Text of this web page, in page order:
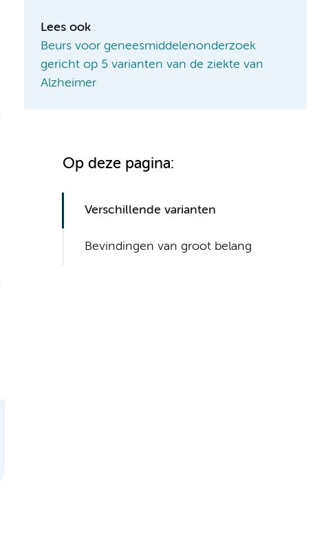
Lees ook
Beurs voor geneesmiddelenonderzoek
gericht op 5 varianten van de ziekte van
Alzheimer
Op deze pagina:
Verschillende varianten
Bevindingen van groot belang